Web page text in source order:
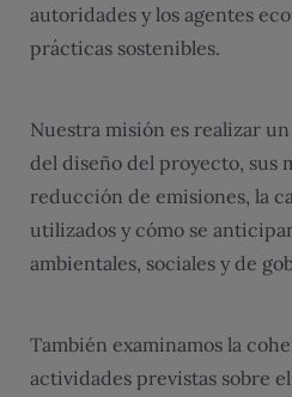
autoridades y los agentes
prácticas sostenibles.
Nuestra misión es realizar
del diseño del proyecto, sus
reducción de emisiones, la
utilizados y cómo se
ambientales, sociales y de
También examinamos la
actividades previstas sobre